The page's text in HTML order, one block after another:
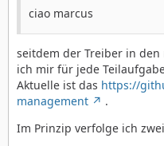
ciao marcus
seitdem der Treiber in
ich mir für jede
Aktuelle ist das https://
management
.
Im Prinzip verfolge ich